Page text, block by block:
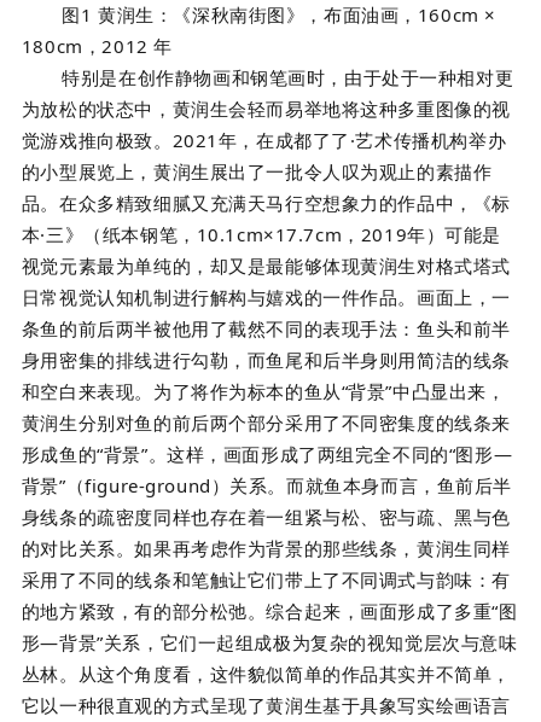
图1 黄润生：《深秋南街图》，布面油画，160cm ×
180cm，2012 年
特别是在创作静物画和钢笔画时，由于处于一种相对更
为放松的状态中，黄润生会轻而易举地将这种多重图像的视
觉游戏推向极致。2021年，在成都了了·艺术传播机构举办
的小型展览上，黄润生展出了一批令人叹为观止的素描作
品。在众多精致细腻又充满天马行空想象力的作品中，《标
本·三》（纸本钢笔，10.1cm×17.7cm，2019年）可能是
视觉元素最为单纯的，却又是最能够体现黄润生对格式塔式
日常视觉认知机制进行解构与嬉戏的一件作品。画面上，一
条鱼的前后两半被他用了截然不同的表现手法：鱼头和前半
身用密集的排线进行勾勒，而鱼尾和后半身则用简洁的线条
和空白来表现。为了将作为标本的鱼从“背景”中凸显出来，
黄润生分别对鱼的前后两个部分采用了不同密集度的线条来
形成鱼的“背景”。这样，画面形成了两组完全不同的“图形—
背景”（figure-ground）关系。而就鱼本身而言，鱼前后半
身线条的疏密度同样也存在着一组紧与松、密与疏、黑与色
的对比关系。如果再考虑作为背景的那些线条，黄润生同样
采用了不同的线条和笔触让它们带上了不同调式与韵味：有
的地方紧致，有的部分松弛。综合起来，画面形成了多重“图
形—背景”关系，它们一起组成极为复杂的视知觉层次与意味
丛林。从这个角度看，这件貌似简单的作品其实并不简单，
它以一种很直观的方式呈现了黄润生基于具象写实绘画语言